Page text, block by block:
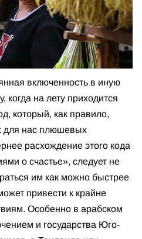
включенность в иную
когда на лету приходится
который, как правило,
для нас плюшевых
расхождение этого кода
о счастье», следует не
им как можно быстрее
привести к крайне
Особенно в арабском
и государства Юго-